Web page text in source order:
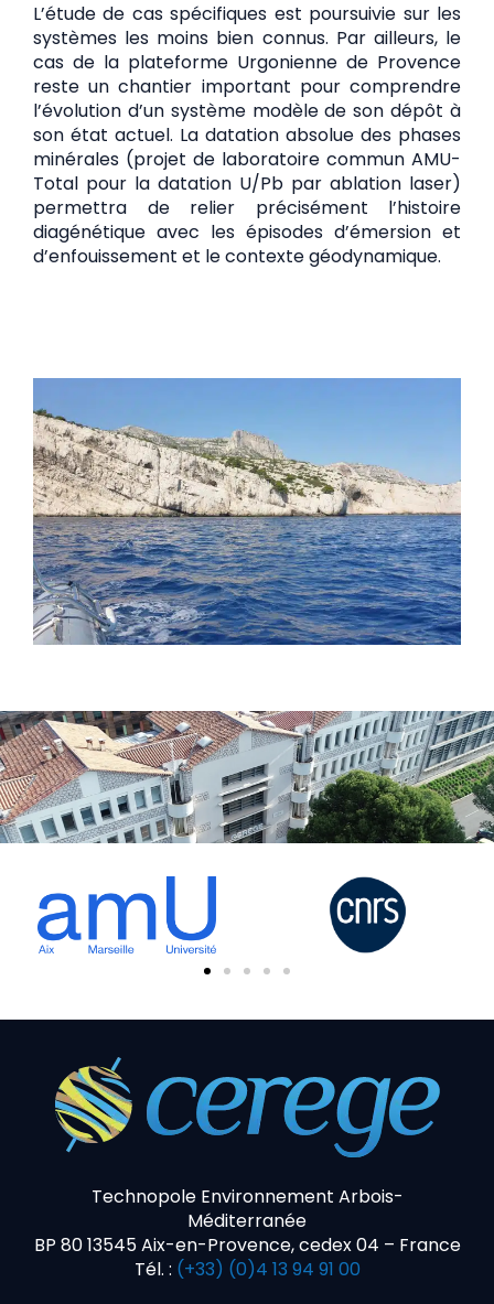
L’étude de cas spécifiques est poursuivie sur les
systèmes les moins bien connus. Par ailleurs, le
cas de la plateforme Urgonienne de Provence
reste un chantier important pour comprendre
l’évolution d’un système modèle de son dépôt à
son état actuel. La datation absolue des phases
minérales (projet de laboratoire commun AMU-
Total pour la datation U/Pb par ablation laser)
permettra de relier précisément l’histoire
diagénétique avec les épisodes d’émersion et
d’enfouissement et le contexte géodynamique.
Technopole Environnement Arbois-
Méditerranée
BP 80 13545 Aix-en-Provence, cedex 04 – France
Tél. : (+33) (0)4 13 94 91 00